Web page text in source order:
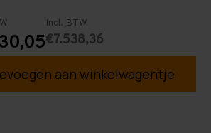
Incl. BTW
€7.538,36
aan winkelwagentje